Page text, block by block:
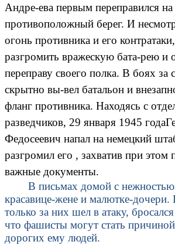
Андре-ева первым переправился на
противоположный берег. И
огонь противника и его
разгромить вражескую бата-рею и
переправу своего полка. В боях за
скрытно вы-вел батальон и
фланг противника. Находясь с
разведчиков, 29 января 1945
Федосеевич напал на немецкий
разгромил его , захватив при этом
важные документы.
В письмах домой с нежностью
красавице-жене и малютке-дочери.
только за них шел в атаку,
что фашисты могут стать
дорогих ему людей.